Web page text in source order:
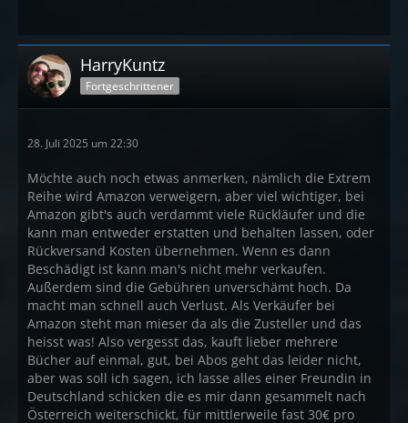
HarryKuntz
Fortgeschrittener
28. Juli 2025 um 22:30
Möchte auch noch etwas anmerken, nämlich die Extrem
Reihe wird Amazon verweigern, aber viel wichtiger, bei
Amazon gibt's auch verdammt viele Rückläufer und die
kann man entweder erstatten und behalten lassen, oder
Rückversand Kosten übernehmen. Wenn es dann
Beschädigt ist kann man's nicht mehr verkaufen.
Außerdem sind die Gebühren unverschämt hoch. Da
macht man schnell auch Verlust. Als Verkäufer bei
Amazon steht man mieser da als die Zusteller und das
heisst was! Also vergesst das, kauft lieber mehrere
Bücher auf einmal, gut, bei Abos geht das leider nicht,
aber was soll ich sagen, ich lasse alles einer Freundin in
Deutschland schicken die es mir dann gesammelt nach
Österreich weiterschickt, für mittlerweile fast 30€ pro